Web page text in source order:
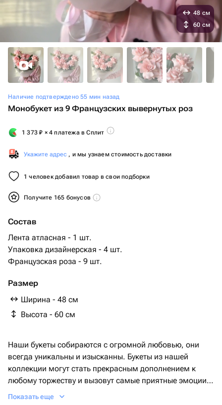
Наличие подтверждено 55 мин назад
Монобукет из 9 Французских вывернутых роз
1 373₽ × 4 платежа в Сплит
Укажите адрес , и мы узнаем стоимость доставки
1 человек добавил товар в свои подборки
Получите 165 бонусов
Состав
Лента атласная - 1 шт.
Упаковка дизайнерская - 4 шт.
Французская роза - 9 шт.
Размер
Ширина - 48 см
Высота - 60 см
48 см
60 см
Наши букеты собираются с огромной любовью, они
всегда уникальны и изысканны. Букеты из нашей
коллекции могут стать прекрасным дополнением к
любому торжеству и вызовут самые приятные эмоции
🤍
Показать еще